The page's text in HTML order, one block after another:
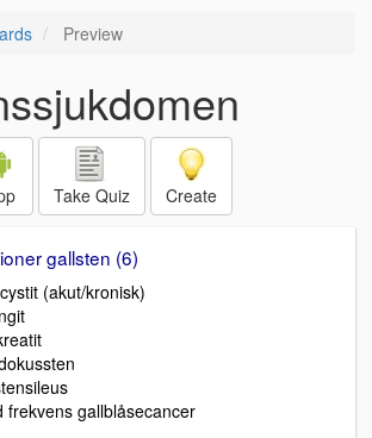
Preview
Take Quiz Create
gallsten (6)
(akut/kronisk)
frekvens gallblåsecancer